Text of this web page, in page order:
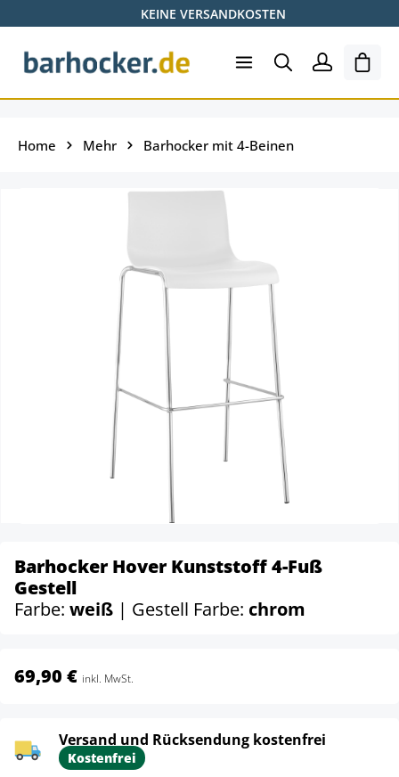
KEINE VERSANDKOSTEN
Home Mehr Barhocker mit 4-Beinen
Barhocker Hover Kunststoff 4-Fuß
Gestell
Farbe: weiß | Gestell Farbe: chrom
69,90 € inkl. MwSt.
Versand und Rücksendung kostenfrei
Kostenfrei